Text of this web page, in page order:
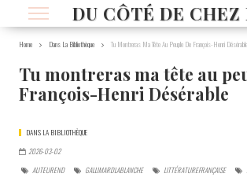
DU CÔTÉ DE CHEZ
Home Dans La Bibliothèque Tu Montreras Ma Tête Au Peuple De François-Henri Désérable
Tu montreras ma tête au
François-Henri Désérable
DANS LA BIBLIOTHÈQUE
2026-03-02
AUTEUREND
GALLIMARDLABLANCHE LITTÉRATUREFRANÇAISE